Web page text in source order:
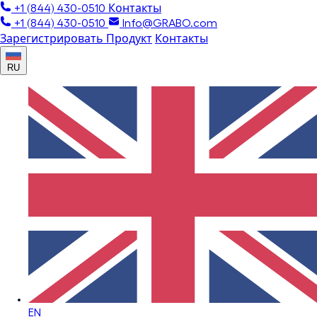
+1 (844) 430-0510 Контакты
+1 (844) 430-0510
Info@GRABO.com
Зарегистрировать Продукт Контакты
RU
EN